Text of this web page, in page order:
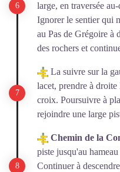
large, en traversée
Ignorer le sentier qui
au Pas de Grégoire à
des rochers et
La suivre sur la
lacet, prendre à
croix. Poursuivre à
rejoindre une large
Chemin de la
piste jusqu'au
Continuer à